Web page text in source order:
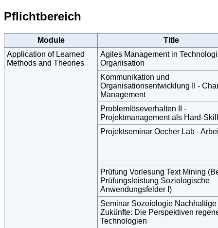
Pflichtbereich
Module
Title
Application of Learned
Methods and Theories
Agiles Management in
Organisation
Kommunikation und
Organisationsentwicklung II -
Management
Problemlöseverhalten II -
Projektmanagement als Hard-Skill
Projektseminar Oecher Lab -
Prüfung Vorlesung Text Mining
Prüfungsleistung Soziologische
Anwendungsfelder I)
Seminar Sozoíologie Nachhaltige
Zukünfte: Die Perspektiven
Technologien